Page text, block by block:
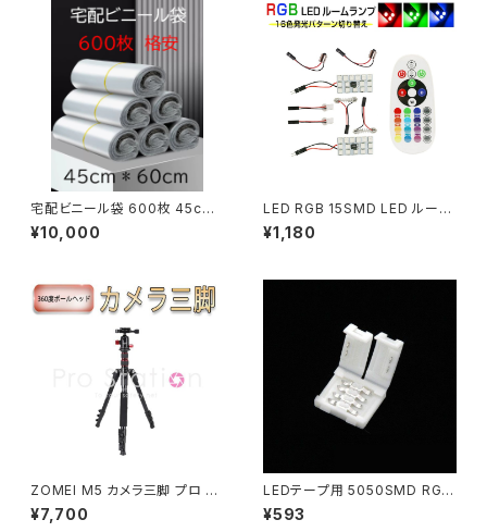
宅配ビニール袋 600枚 45cm*
60cm 厚さ約0.10～0.12㎜ 在
庫処分 売り切れ次第終了「456
¥10,000
LED RGB 15SMD LED ルーム
ランプ 16色 T10 BA9S T10×
31 5050チップ 1ヶ月保証 送料
¥1,180
ZOMEI M5 カメラ三脚 プロ 3
60度ボールヘッド アルミ合金
一眼 147cm 一脚 90度回転可
¥7,700
LEDテープ用 5050SMD RGB
対応 2個セット 幅10mm用 連
結用コネクタ 12V 連結 コネク
¥593